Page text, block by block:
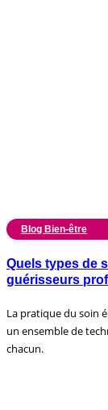
Blog Bien-être
Quels types de
guérisseurs
La pratique du soin
un ensemble de
chacun.